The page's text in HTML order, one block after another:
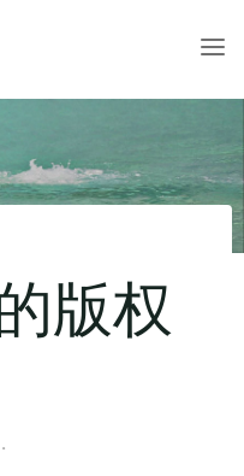
版权